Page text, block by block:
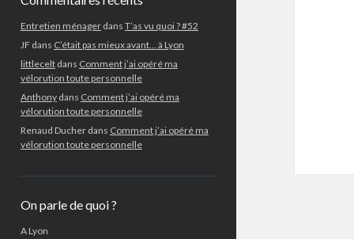
Entretien ménagerdans T’as vu quoi ? #52
JF dans C’était pas mieux avant… à Lyon
littleceltdans Comment j’ai opéré ma
vélorution toute personnelle
Anthonydans Comment j’ai opéré ma
vélorution toute personnelle
Renaud Ducherdans Comment j’ai opéré ma
vélorution toute personnelle
On parle de quoi ?
A Lyon